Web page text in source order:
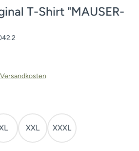
T-Shirt "MAUSER-
XXL XXXL